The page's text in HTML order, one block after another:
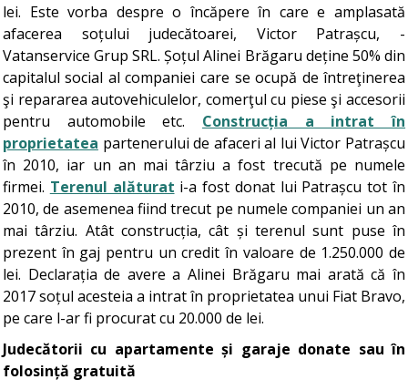
lei. Este vorba despre o încăpere în care e amplasată
afacerea soțului judecătoarei, Victor Patrașcu, -
Vatanservice Grup SRL. Șoțul Alinei Brăgaru deține 50% din
capitalul social al companiei care se ocupă de întreţinerea
şi repararea autovehiculelor, comerţul cu piese şi accesorii
pentru automobile etc. Construcția a intrat în
proprietatea partenerului de afaceri al lui Victor Patrașcu
în 2010, iar un an mai târziu a fost trecută pe numele
firmei. Terenul alăturat i-a fost donat lui Patrașcu tot în
2010, de asemenea fiind trecut pe numele companiei un an
mai târziu. Atât construcția, cât și terenul sunt puse în
prezent în gaj pentru un credit în valoare de 1.250.000 de
lei. Declarația de avere a Alinei Brăgaru mai arată că în
2017 soțul acesteia a intrat în proprietatea unui Fiat Bravo,
pe care l-ar fi procurat cu 20.000 de lei.
Judecătorii cu apartamente și garaje donate sau în
folosință gratuită